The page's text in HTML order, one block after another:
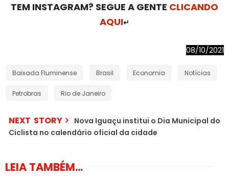
TEM INSTAGRAM? SEGUE A GENTE CLICANDO
AQUI↵
08/10/2021
Baixada Fluminense Brasil Economia Notícias
Petrobras Rio de Janeiro
NEXT STORY
Nova Iguaçu institui o Dia Municipal do
Ciclista no calendário oficial da cidade
LEIA TAMBÉM...